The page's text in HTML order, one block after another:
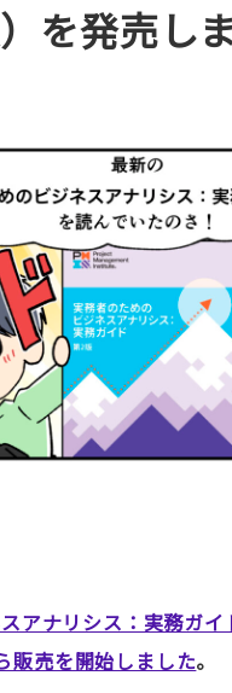
を発売しま
アナリシス：実務ガ
売を開始しました。